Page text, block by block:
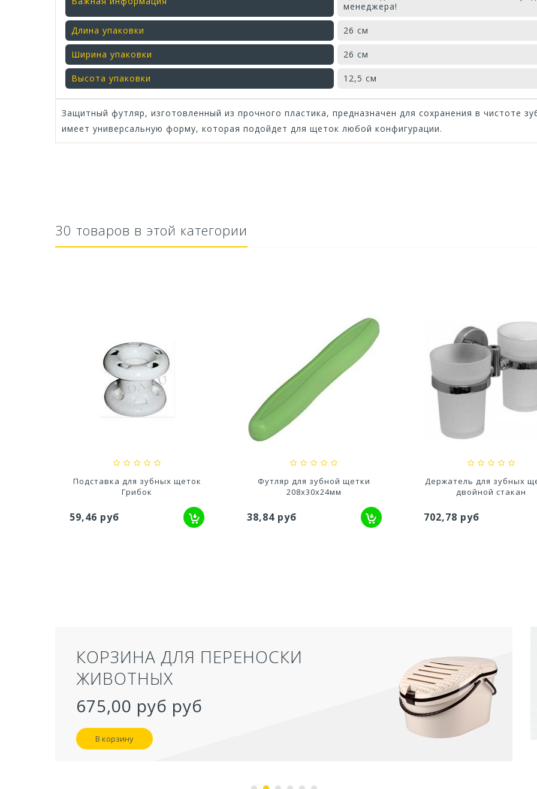
менеджера!
Длина упаковки 26 см
Ширина упаковки 26 см
Высота упаковки 12,5 см
Защитный футляр, изготовленный из прочного пластика, предназначен для сохранения в чистоте
имеет универсальную форму, которая подойдет для щеток любой конфигурации.
Ускоритель компоста 60гр
79,80 руб
Средство для септического
резервуара и для...
627,20 руб
Средство для выгребных
800мл
527,80 руб
30 товаров в этой категории
Футляр для зубной щетки
208x30x24мм
38,84 руб
Держатель для зубных щеток,
двойной стакан
702,78 руб
Подставка под зубные
Эллада
44,55 руб
ТУАЛЕТ ДЛЯ КОШЕК ЗАКРЫТЫЙ
СЕРЫЙ 50,5Х39Х41 СМ
957,40 руб
В корзину